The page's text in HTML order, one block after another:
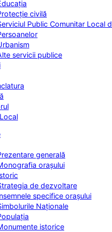
civilă
Public Comunitar Local
servicii publice
generală
orașului
de dezvoltare
specifice orașului
Naționale
istorice